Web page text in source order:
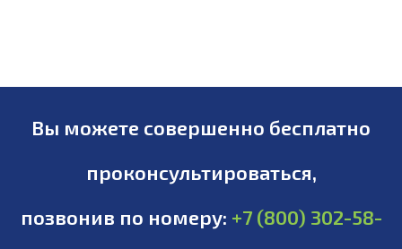
Вы можете совершенно бесплатно
проконсультироваться,
позвонив по номеру: +7 (800) 302-58-